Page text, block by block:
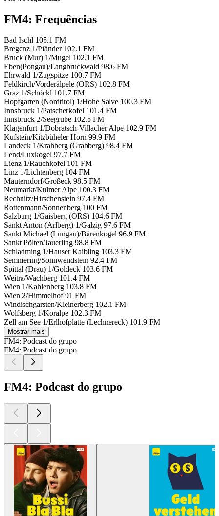
FM4: Frequências
Bad Ischl 105.1 FM
Bregenz 1/Pfänder 102.1 FM
Bruck (Mur) 1/Mugel 102.1 FM
Eben(Pongau)/Langbruckwald 98.6 FM
Ehrwald 1/Zugspitze 100.7 FM
Feldkirch/Vorderälpele (ORS) 102.8 FM
Graz 1/Schöckl 101.7 FM
Hopfgarten (Nordtirol) 1/Hohe Salve 100.3 FM
Innsbruck 1/Patscherkofel 101.4 FM
Innsbruck 2/Seegrube 102.5 FM
Klagenfurt 1/Dobratsch-Villacher Alpe 102.9 FM
Kufstein/Kitzbüheler Horn 99.9 FM
Landeck 1/Krahberg (Grabberg) 98.4 FM
Lend/Luxkogel 97.7 FM
Lienz 1/Rauchkofel 101 FM
Linz 1/Lichtenberg 104 FM
Mauterndorf/Großeck 98.5 FM
Neumarkt/Kulmer Alpe 100.3 FM
Rechnitz/Hirschenstein 97.4 FM
Rottenmann/Sonnenberg 100 FM
Salzburg 1/Gaisberg (ORS) 104.6 FM
Sankt Anton (Arlberg) 1/Galzig 97.6 FM
Sankt Michael (Lungau)/Bärenkogel 96.9 FM
Sankt Pölten/Jauerling 98.8 FM
Schladming 1/Hauser Kaibling 103.3 FM
Semmering/Sonnwendstein 92.4 FM
Spittal (Drau) 1/Goldeck 103.6 FM
Weitra/Wachberg 101.4 FM
Wien 1/Kahlenberg 103.8 FM
Wien 2/Himmelhof 91 FM
Windischgarsten/Kleinerberg 102.1 FM
Wolfsberg 1/Koralpe 102.3 FM
Zell am See 1/Erlhofplatte (Lechnereck) 101.9 FM
Mostrar mais
FM4: Podcast do grupo
FM4: Podcast do grupo
FM4: Podcast do grupo